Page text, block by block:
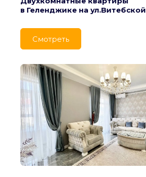
в Геленджике на ул.Витебской
Cмотреть